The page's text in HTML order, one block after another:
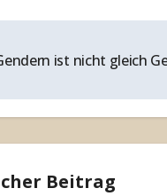
ist nicht gleich
Beitrag